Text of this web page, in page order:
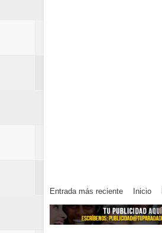
Entrada más reciente Inicio